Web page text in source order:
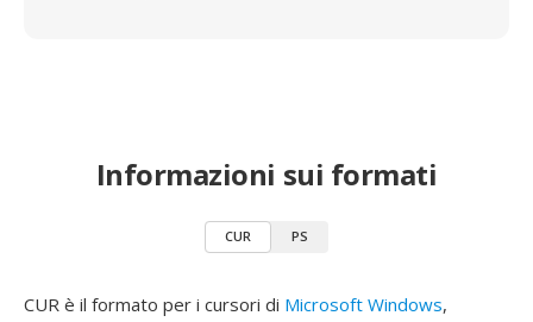
Informazioni sui formati
CUR PS
CUR è il formato per i cursori di Microsoft Windows,